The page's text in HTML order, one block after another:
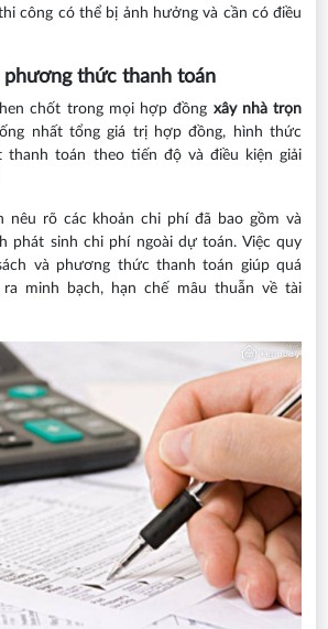
công có thể bị ảnh hưởng và cần có điều
phương thức thanh toán
chốt trong mọi hợp đồng xây nhà trọn
nhất tổng giá trị hợp đồng, hình thức
thanh toán theo tiến độ và điều kiện giải
nêu rõ các khoản chi phí đã bao gồm và
phát sinh chi phí ngoài dự toán. Việc quy
và phương thức thanh toán giúp quá
minh bạch, hạn chế mâu thuẫn về tài